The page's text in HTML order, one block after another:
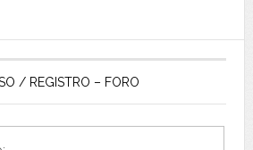
/ REGISTRO – FORO